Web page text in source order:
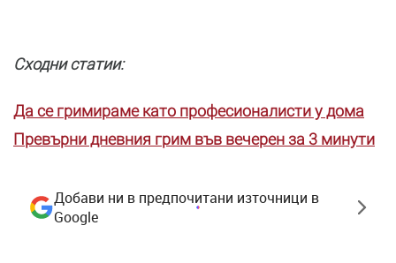
Сходни статии:
Да се гримираме като професионалисти у дома
Превърни дневния грим във вечерен за 3 минути
Добави ни в предпочитани източници в
Google